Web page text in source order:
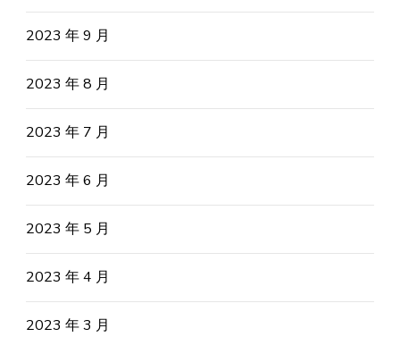
2023 年 9 月
2023 年 8 月
2023 年 7 月
2023 年 6 月
2023 年 5 月
2023 年 4 月
2023 年 3 月